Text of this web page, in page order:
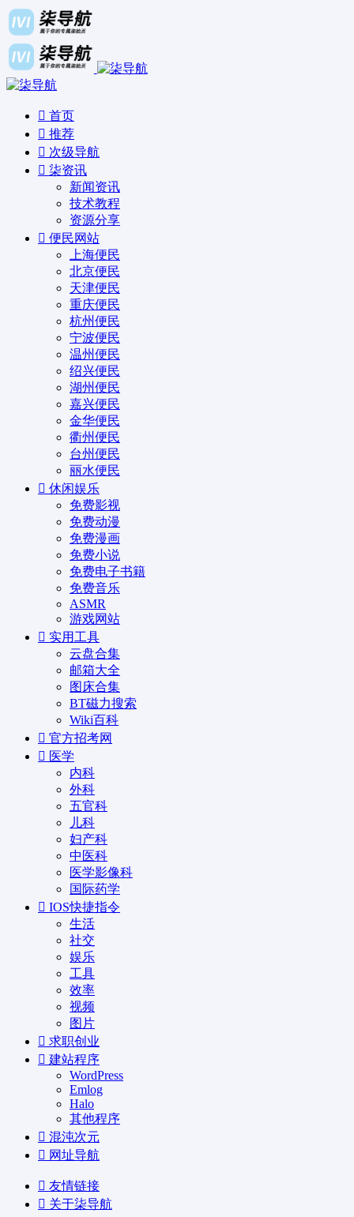
首页
推荐
次级导航
柒资讯
新闻资讯
技术教程
资源分享
便民网站
上海便民
北京便民
天津便民
重庆便民
杭州便民
宁波便民
温州便民
绍兴便民
湖州便民
嘉兴便民
金华便民
衢州便民
台州便民
丽水便民
休闲娱乐
免费影视
免费动漫
免费漫画
免费小说
免费电子书籍
免费音乐
ASMR
游戏网站
实用工具
云盘合集
邮箱大全
图床合集
BT磁力搜索
Wiki百科
官方招考网
医学
内科
外科
五官科
儿科
妇产科
中医科
医学影像科
国际药学
IOS快捷指令
生活
社交
娱乐
工具
效率
视频
图片
求职创业
建站程序
WordPress
Emlog
Halo
其他程序
混沌次元
网址导航
友情链接
关于柒导航